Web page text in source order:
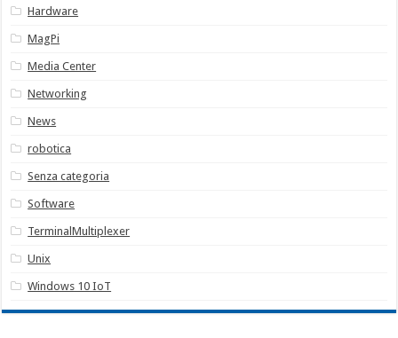
Hardware
MagPi
Media Center
Networking
News
robotica
Senza categoria
Software
TerminalMultiplexer
Unix
Windows 10 IoT